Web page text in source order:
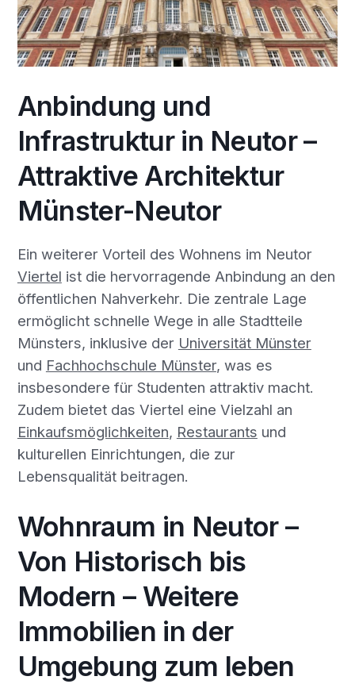
Anbindung und
Infrastruktur in Neutor –
Attraktive Architektur
Münster-Neutor
Ein weiterer Vorteil des Wohnens im Neutor
Viertel ist die hervorragende Anbindung an den
öffentlichen Nahverkehr. Die zentrale Lage
ermöglicht schnelle Wege in alle Stadtteile
Münsters, inklusive der Universität Münster
und Fachhochschule Münster, was es
insbesondere für Studenten attraktiv macht.
Zudem bietet das Viertel eine Vielzahl an
Einkaufsmöglichkeiten, Restaurants und
kulturellen Einrichtungen, die zur
Lebensqualität beitragen.
Wohnraum in Neutor –
Von Historisch bis
Modern – Weitere
Immobilien in der
Umgebung zum leben